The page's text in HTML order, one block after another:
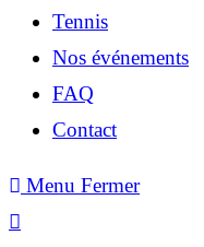
Tennis
Nos événements
FAQ
Contact
Menu Fermer